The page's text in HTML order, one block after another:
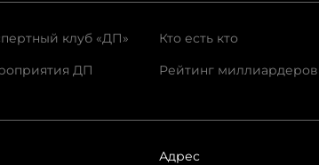
клуб «ДП»
ДП
Кто есть кто
Рейтинг миллиардеров
Адрес